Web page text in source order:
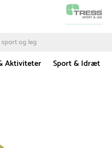
Aktiviteter Sport & Idræt